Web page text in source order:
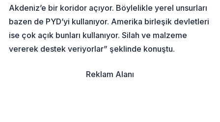
Akdeniz’e bir koridor açıyor. Böylelikle yerel unsurları
bazen de PYD’yi kullanıyor. Amerika birleşik devletleri
ise çok açık bunları kullanıyor. Silah ve malzeme
vererek destek veriyorlar” şeklinde konuştu.
Reklam Alanı